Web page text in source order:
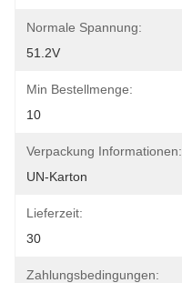
Normale Spannung:
51.2V
Min Bestellmenge:
10
Verpackung Informationen:
UN-Karton
Lieferzeit:
30
Zahlungsbedingungen: